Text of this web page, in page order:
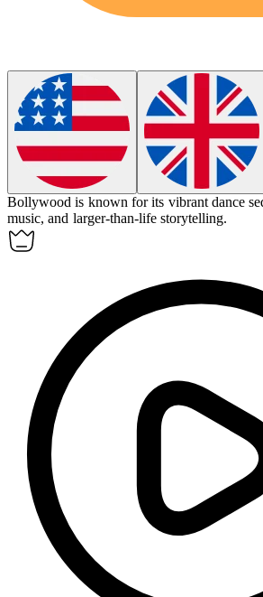
Bollywood is known for its vibrant dance
music, and larger-than-life storytelling.